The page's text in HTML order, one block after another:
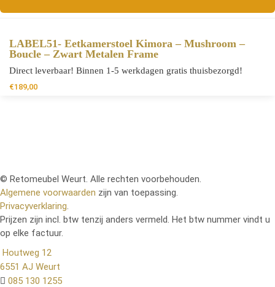
LABEL51- Eetkamerstoel Kimora – Mushroom –
Boucle – Zwart Metalen Frame
Direct leverbaar! Binnen 1-5 werkdagen gratis thuisbezorgd!
€189,00
© Retomeubel Weurt. Alle rechten voorbehouden.
Algemene voorwaarden zijn van toepassing.
Privacyverklaring.
Prijzen zijn incl. btw tenzij anders vermeld. Het btw nummer vindt u
op elke factuur.
Houtweg 12
6551 AJ Weurt
085 130 1255